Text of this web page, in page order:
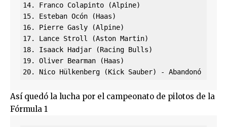
14. Franco Colapinto (Alpine)
15. Esteban Ocón (Haas)
16. Pierre Gasly (Alpine)
17. Lance Stroll (Aston Martin)
18. Isaack Hadjar (Racing Bulls)
19. Oliver Bearman (Haas)
20. Nico Hülkenberg (Kick Sauber) - Abandonó
Así quedó la lucha por el campeonato de pilotos de la
Fórmula 1